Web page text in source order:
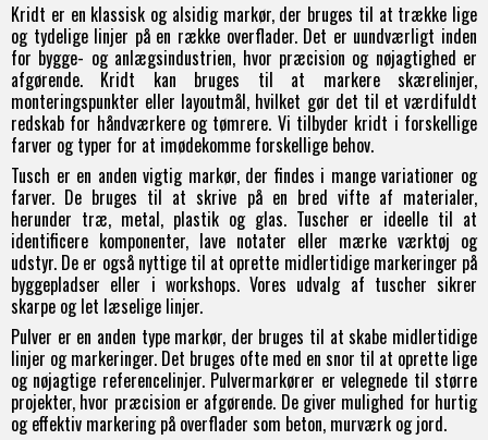
Kridt er en klassisk og alsidig markør, der bruges til at trække lige
og tydelige linjer på en række overflader. Det er uundværligt inden
for bygge- og anlægsindustrien, hvor præcision og nøjagtighed er
afgørende. Kridt kan bruges til at markere skærelinjer,
monteringspunkter eller layoutmål, hvilket gør det til et værdifuldt
redskab for håndværkere og tømrere. Vi tilbyder kridt i forskellige
farver og typer for at imødekomme forskellige behov.
Tusch er en anden vigtig markør, der findes i mange variationer og
farver. De bruges til at skrive på en bred vifte af materialer,
herunder træ, metal, plastik og glas. Tuscher er ideelle til at
identificere komponenter, lave notater eller mærke værktøj og
udstyr. De er også nyttige til at oprette midlertidige markeringer på
byggepladser eller i workshops. Vores udvalg af tuscher sikrer
skarpe og let læselige linjer.
Pulver er en anden type markør, der bruges til at skabe midlertidige
linjer og markeringer. Det bruges ofte med en snor til at oprette lige
og nøjagtige referencelinjer. Pulvermarkører er velegnede til større
projekter, hvor præcision er afgørende. De giver mulighed for hurtig
og effektiv markering på overflader som beton, murværk og jord.